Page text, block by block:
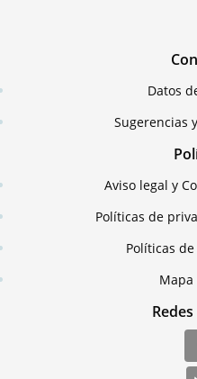
Datos
Sugerencias
Aviso legal y
Políticas de
Políticas